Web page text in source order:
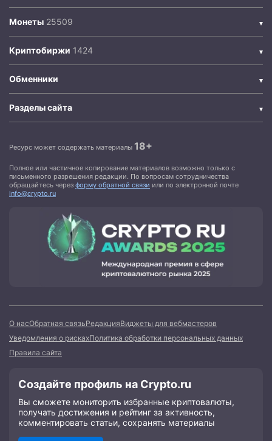
Монеты
Криптобиржи
Обменники
Разделы сайта
Ресурс может содержать материалы 18+
Полное или частичное копирование материалов возможно только с
письменного разрешения редакции. По вопросам сотрудничества
обращайтесь через форму обратной связи или по электронной почте
info@crypto.ru
О насОбратная связьРедакцияВиджеты для вебмастеров
Уведомления о рискахПолитика обработки персональных данных
Правила сайта
Создайте профиль на Crypto.ru
Вы сможете мониторить избранные криптовалюты,
получать достижения и рейтинг за активность,
комментировать статьи, сохранять материалы